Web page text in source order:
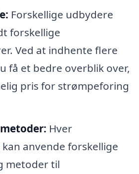
Forskellige udbydere
forskellige
Ved at indhente flere
få et bedre overblik over,
pris for strømpeforing
Hver
anvende forskellige
metoder til